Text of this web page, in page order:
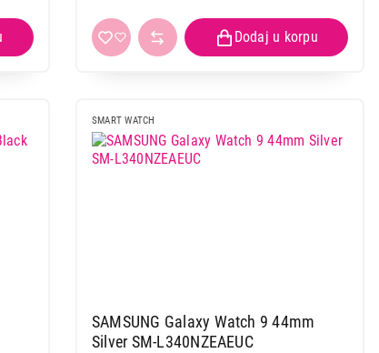
SMART WATCH
SAMSUNG Galaxy Watch 9 44mm
Silver SM-L340NZEAEUC